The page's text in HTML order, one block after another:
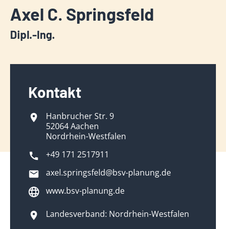
Axel C. Springsfeld
Dipl.-Ing.
Kontakt
Hanbrucher Str. 9
52064 Aachen
Nordrhein-Westfalen
+49 171 2517911
axel.springsfeld@bsv-planung.de
www.bsv-planung.de
Landesverband: Nordrhein-Westfalen